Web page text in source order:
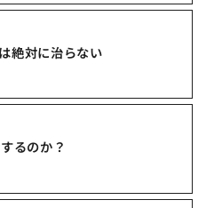
絶対に治らない
るのか？